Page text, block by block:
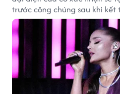
trước công chúng sau khi kết
1/9.